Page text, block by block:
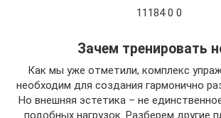
11184 0 0
Зачем тренировать
Как мы уже отметили, комплекс
необходим для создания гармонично
Но внешняя эстетика – не
подобных нагрузок. Разберем другие